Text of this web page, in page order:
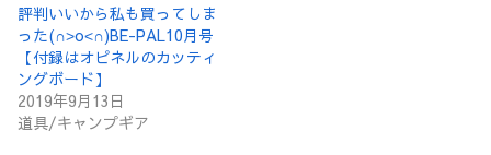
評判いいから私も買ってしま
った(∩˃o˂∩)BE-PAL10月号
【付録はオピネルのカッティ
ングボード】
2019年9月13日
道具/キャンプギア